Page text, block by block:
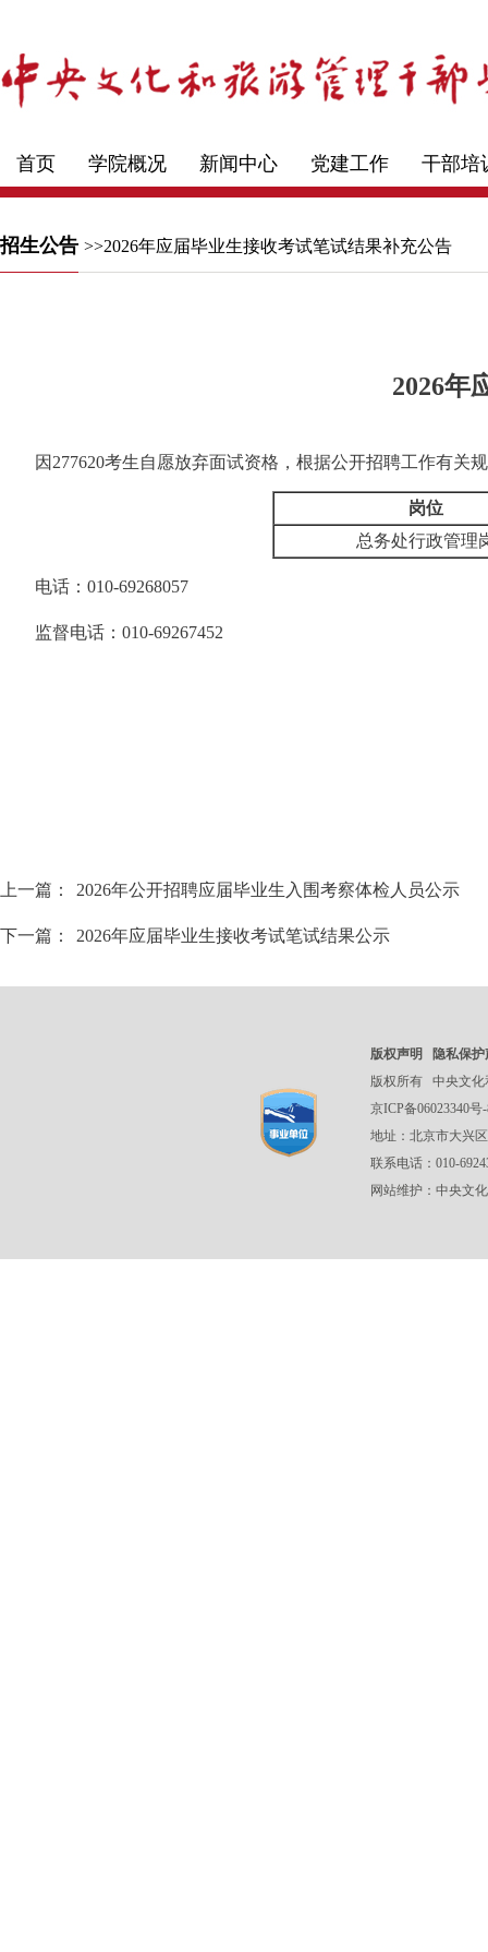
首页 学院概况 新闻中心 党建工作 干部培
招生公告 >>2026年应届毕业生接收考试笔试结果补充公告
2026年
因277620考生自愿放弃面试资格，根据公开招聘工作有
岗位
总务处行政管理
电话：010-69268057
监督电话：010-69267452
上一篇： 2026年公开招聘应届毕业生入围考察体检人员公示
下一篇： 2026年应届毕业生接收考试笔试结果公示
版权声明
隐私保
版权所有
中央文化
京ICP备06023340号
地址：北京市大兴
联系电话：010-
网站维护：中央文